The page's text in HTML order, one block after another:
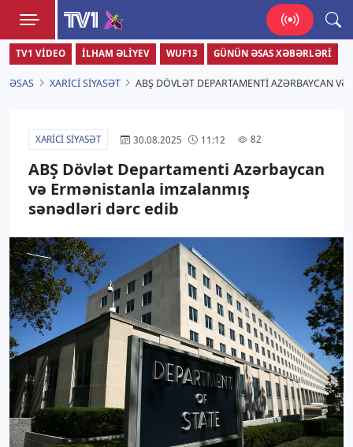
TV1
Zamanı bizimlə yaşa!
TV1 VIDEO İLHAM ƏLIYEV WUF13 GÜNÜN ƏSAS XƏBƏRLƏRI
ƏSAS XARICI SIYASƏT ABŞ DÖVLƏT DEPARTAMENTI AZƏRBAYCAN
XARICI SIYASƏT 30.08.2025 11:12 82
ABŞ Dövlət Departamenti Azərbaycan
və Ermənistanla imzalanmış
sənədləri dərc edib